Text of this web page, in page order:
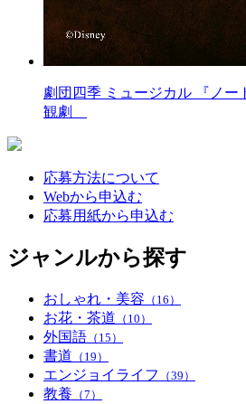
劇団四季 ミュージカル 『ノー
観劇
応募方法について
Webから申込む
応募用紙から申込む
ジャンルから探す
おしゃれ・美容 （16）
お花・茶道 （10）
外国語 （15）
書道 （19）
エンジョイライフ （39）
教養 （7）